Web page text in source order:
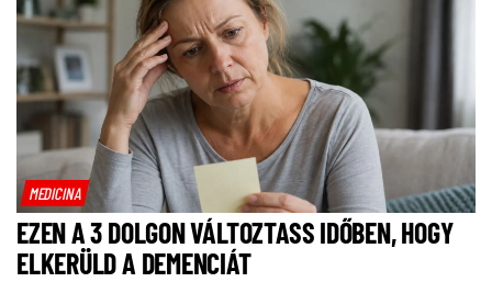
MEDICINA
EZEN A 3 DOLGON VÁLTOZTASS IDŐBEN, HOGY
ELKERÜLD A DEMENCIÁT